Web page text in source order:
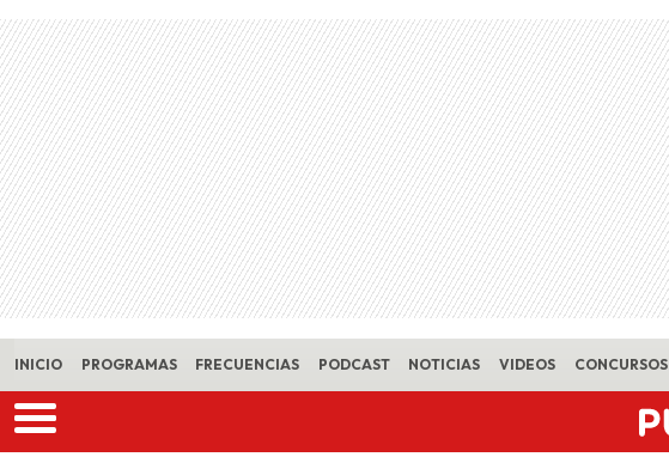
Skip to main content
INICIO PROGRAMAS FRECUENCIAS PODCAST NOTICIAS VIDEOS CONCURSOS